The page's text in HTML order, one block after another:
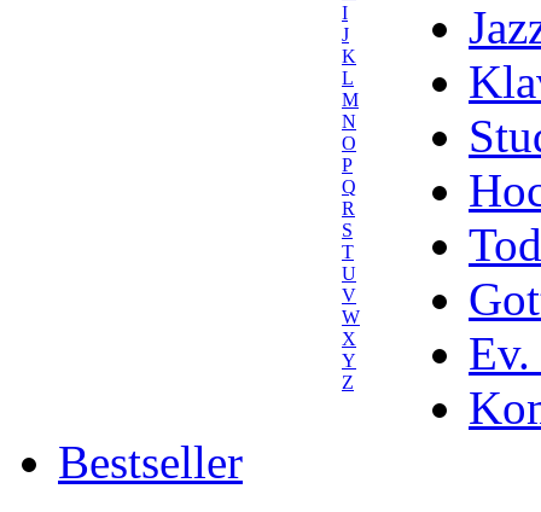
I
J
K
L
M
N
O
P
Q
R
S
T
U
V
W
X
Y
Z
Ev.
Bestseller